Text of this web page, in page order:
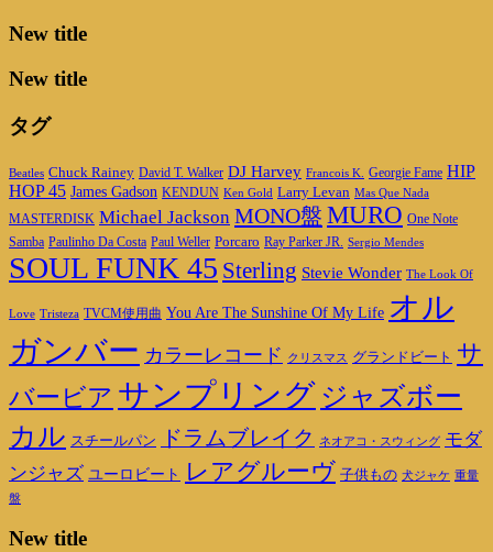
New title
New title
タグ
Beatles Chuck Rainey David T. Walker DJ Harvey Francois K. Georgie Fame HIP
HOP 45 James Gadson KENDUN Ken Gold Larry Levan Mas Que Nada
MASTERDISK Michael Jackson MONO盤 MURO One Note
Samba Paulinho Da Costa Paul Weller Porcaro Ray Parker JR. Sergio Mendes
SOUL FUNK 45 Sterling Stevie Wonder The Look Of
Love Tristeza TVCM使用曲 You Are The Sunshine Of My Life オル
ガンバー カラーレコード クリスマス グランドビート サ
バービア サンプリング ジャズボー
カル スチールパン ドラムブレイク ネオアコ・スウィング モダ
ンジャズ ユーロビート レアグルーヴ 子供もの 犬ジャケ 重量
盤
New title